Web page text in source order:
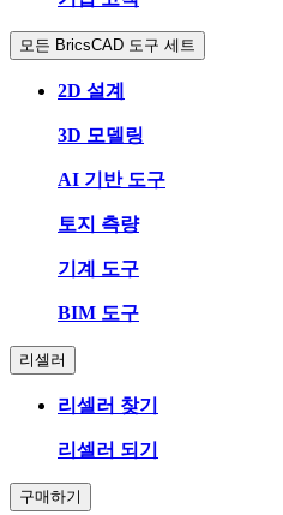
모든 BricsCAD 도구 세트
2D 설계
3D 모델링
AI 기반 도구
토지 측량
기계 도구
BIM 도구
리셀러
리셀러 찾기
리셀러 되기
구매하기